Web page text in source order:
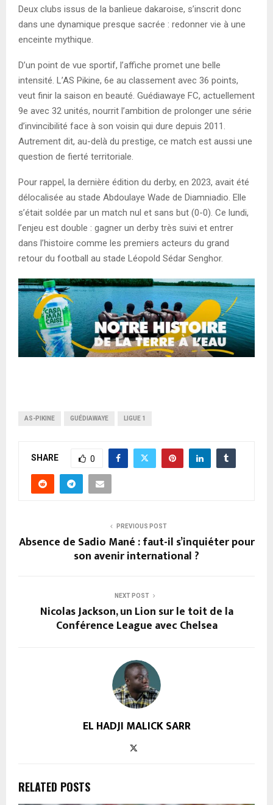
Deux clubs issus de la banlieue dakaroise, s’inscrit donc
dans une dynamique presque sacrée : redonner vie à une
enceinte mythique.
D’un point de vue sportif, l’affiche promet une belle
intensité. L’AS Pikine, 6e au classement avec 36 points,
veut finir la saison en beauté. Guédiawaye FC, actuellement
9e avec 32 unités, nourrit l’ambition de prolonger une série
d’invincibilité face à son voisin qui dure depuis 2011.
Autrement dit, au-delà du prestige, ce match est aussi une
question de fierté territoriale.
Pour rappel, la dernière édition du derby, en 2023, avait été
délocalisée au stade Abdoulaye Wade de Diamniadio. Elle
s’était soldée par un match nul et sans but (0-0). Ce lundi,
l’enjeu est double : gagner un derby très suivi et entrer
dans l’histoire comme les premiers acteurs du grand
retour du football au stade Léopold Sédar Senghor.
AS-PIKINE GUÉDIAWAYE LIGUE 1
SHARE 0
PREVIOUS POST
Absence de Sadio Mané : faut-il s’inquiéter pour
son avenir international ?
NEXT POST
Nicolas Jackson, un Lion sur le toit de la
Conférence League avec Chelsea
EL HADJI MALICK SARR
RELATED POSTS